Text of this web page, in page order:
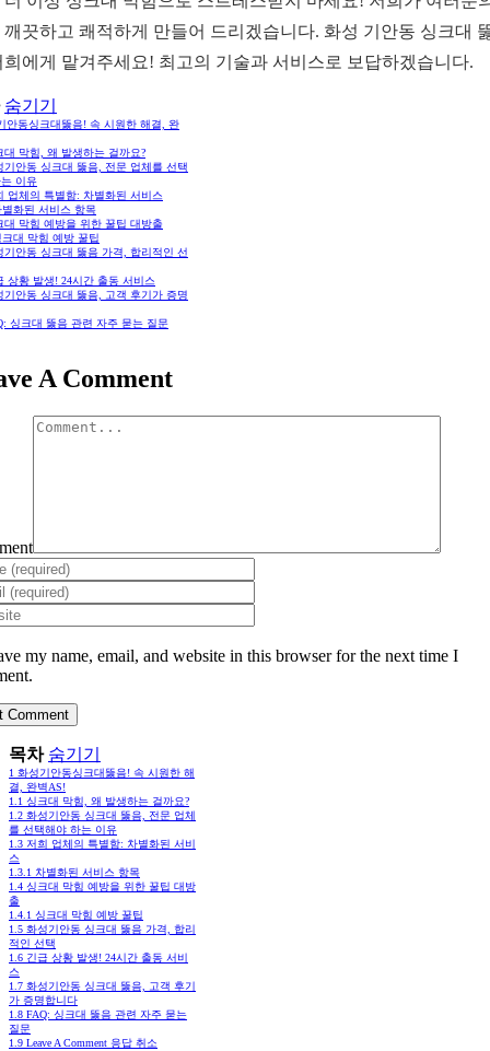
깨끗하고 쾌적하게 만들어 드리겠습니다. 화성 기안동 싱크대
희에게 맡겨주세요! 최고의 기술과 서비스로 보답하겠습니다.
숨기기
안동싱크대뚫음! 속 시원한 해결, 완
대 막힘, 왜 발생하는 걸까요?
기안동 싱크대 뚫음, 전문 업체를 선택
이유
업체의 특별함: 차별화된 서비스
별화된 서비스 항목
대 막힘 예방을 위한 꿀팁 대방출
크대 막힘 예방 꿀팁
기안동 싱크대 뚫음 가격, 합리적인 선
상황 발생! 24시간 출동 서비스
기안동 싱크대 뚫음, 고객 후기가 증명
싱크대 뚫음 관련 자주 묻는 질문
A Comment
my name, email, and website in this browser for the next time I
목차 숨기기
1 화성기안동싱크대뚫음! 속 시원한 해
결, 완벽AS!
1.1 싱크대 막힘, 왜 발생하는 걸까요?
1.2 화성기안동 싱크대 뚫음, 전문 업체
를 선택해야 하는 이유
1.3 저희 업체의 특별함: 차별화된 서비
스
1.3.1 차별화된 서비스 항목
1.4 싱크대 막힘 예방을 위한 꿀팁 대방
출
1.4.1 싱크대 막힘 예방 꿀팁
1.5 화성기안동 싱크대 뚫음 가격, 합리
적인 선택
1.6 긴급 상황 발생! 24시간 출동 서비
스
1.7 화성기안동 싱크대 뚫음, 고객 후기
가 증명합니다
1.8 FAQ: 싱크대 뚫음 관련 자주 묻는
질문
1.9 Leave A Comment 응답 취소